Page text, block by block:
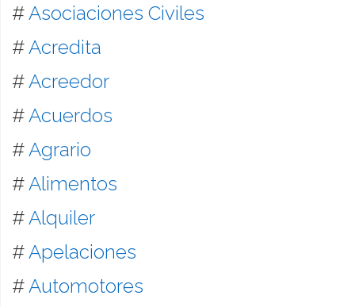
# Asociaciones Civiles
# Acredita
# Acreedor
# Acuerdos
# Agrario
# Alimentos
# Alquiler
# Apelaciones
# Automotores